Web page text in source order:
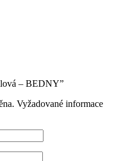
– BEDNY”
Vyžadované informace